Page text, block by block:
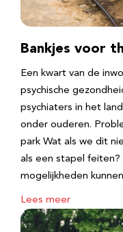
Bankjes voor
Een kwart van de
psychische
psychiaters in het
onder ouderen.
park Wat als we dit
als een stapel
mogelijkheden
Lees meer